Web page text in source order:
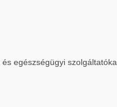
egészségügyi